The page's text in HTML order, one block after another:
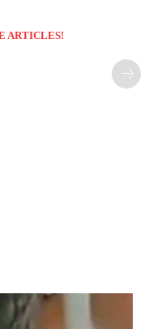
ARTICLES!